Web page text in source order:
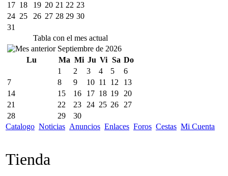
17 18 19 20 21 22 23
24 25 26 27 28 29 30
31
Tabla con el mes actual
Septiembre de 2026
Lu
Ma Mi Ju Vi Sa Do
1
2 3 4 5
6
7
8 9 10 11 12
13
14
15 16 17 18 19
20
21
22 23 24 25 26
27
28
29
30
Catalogo Noticias Anuncios Enlaces Foros Cestas Mi Cuenta
Tienda